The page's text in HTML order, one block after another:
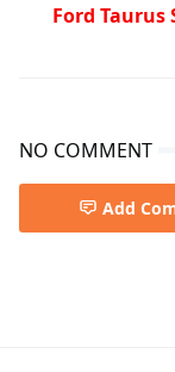
Ford Taurus
NO COMMENT
Add